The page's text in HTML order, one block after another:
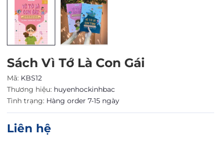
Sách Vì Tớ Là Con Gái
Mã: KBS12
Thương hiệu: huyenhockinhbac
Tình trạng: Hàng order 7-15 ngày
Liên hệ